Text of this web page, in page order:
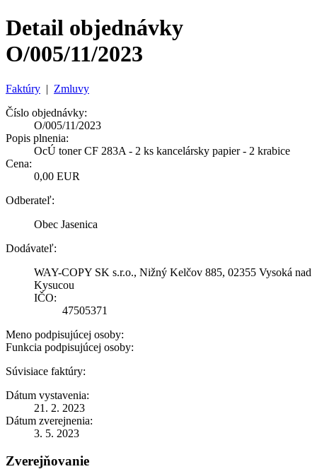
Detail objednávky
O/005/11/2023
Faktúry | Zmluvy
Číslo objednávky:
O/005/11/2023
Popis plnenia:
OcÚ toner CF 283A - 2 ks kancelársky papier - 2 krabice
Cena:
0,00 EUR
Odberateľ:
Obec Jasenica
Dodávateľ:
WAY-COPY SK s.r.o., Nižný Kelčov 885, 02355 Vysoká nad
Kysucou
IČO:
47505371
Meno podpisujúcej osoby:
Funkcia podpisujúcej osoby:
Súvisiace faktúry:
Dátum vystavenia:
21. 2. 2023
Dátum zverejnenia:
3. 5. 2023
Zverejňovanie